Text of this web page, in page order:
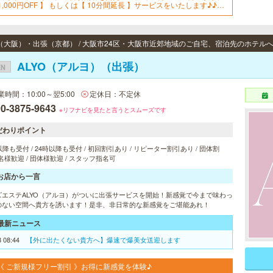
円OFF 】 もしくは【 10分間延長 】サービスをいたします♪♪是
この機会にご予約を、お待ちしております！！
ALYO（アルヨ）（出張）
時間：10:00～翌5:00 定休日：不定休
3875-9643 ※リフナビを見たと言うとスムーズです
わりポイント
降も受付 / 24時以降も受付 / 初回割引あり / リピーター割引あり / 団体割
様歓迎 / 団体様歓迎 / スタッフ指名可
店から一言
ステALYO（アルヨ）がついに出張サービスを開始！新感覚で今まで味わっ
い空間へ貴方を誘います！是非、非日常的な新感覚をご堪能あれ！
新ニュース
08:44 【外に出たくない貴方へ】爆速で爆美女送迎します
ご新規様フリー割引 》お得に新感覚を体験♪